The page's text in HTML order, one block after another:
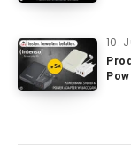
10.